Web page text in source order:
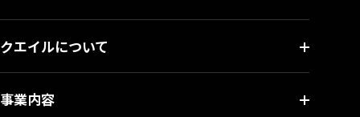
クエイルについて
事業内容